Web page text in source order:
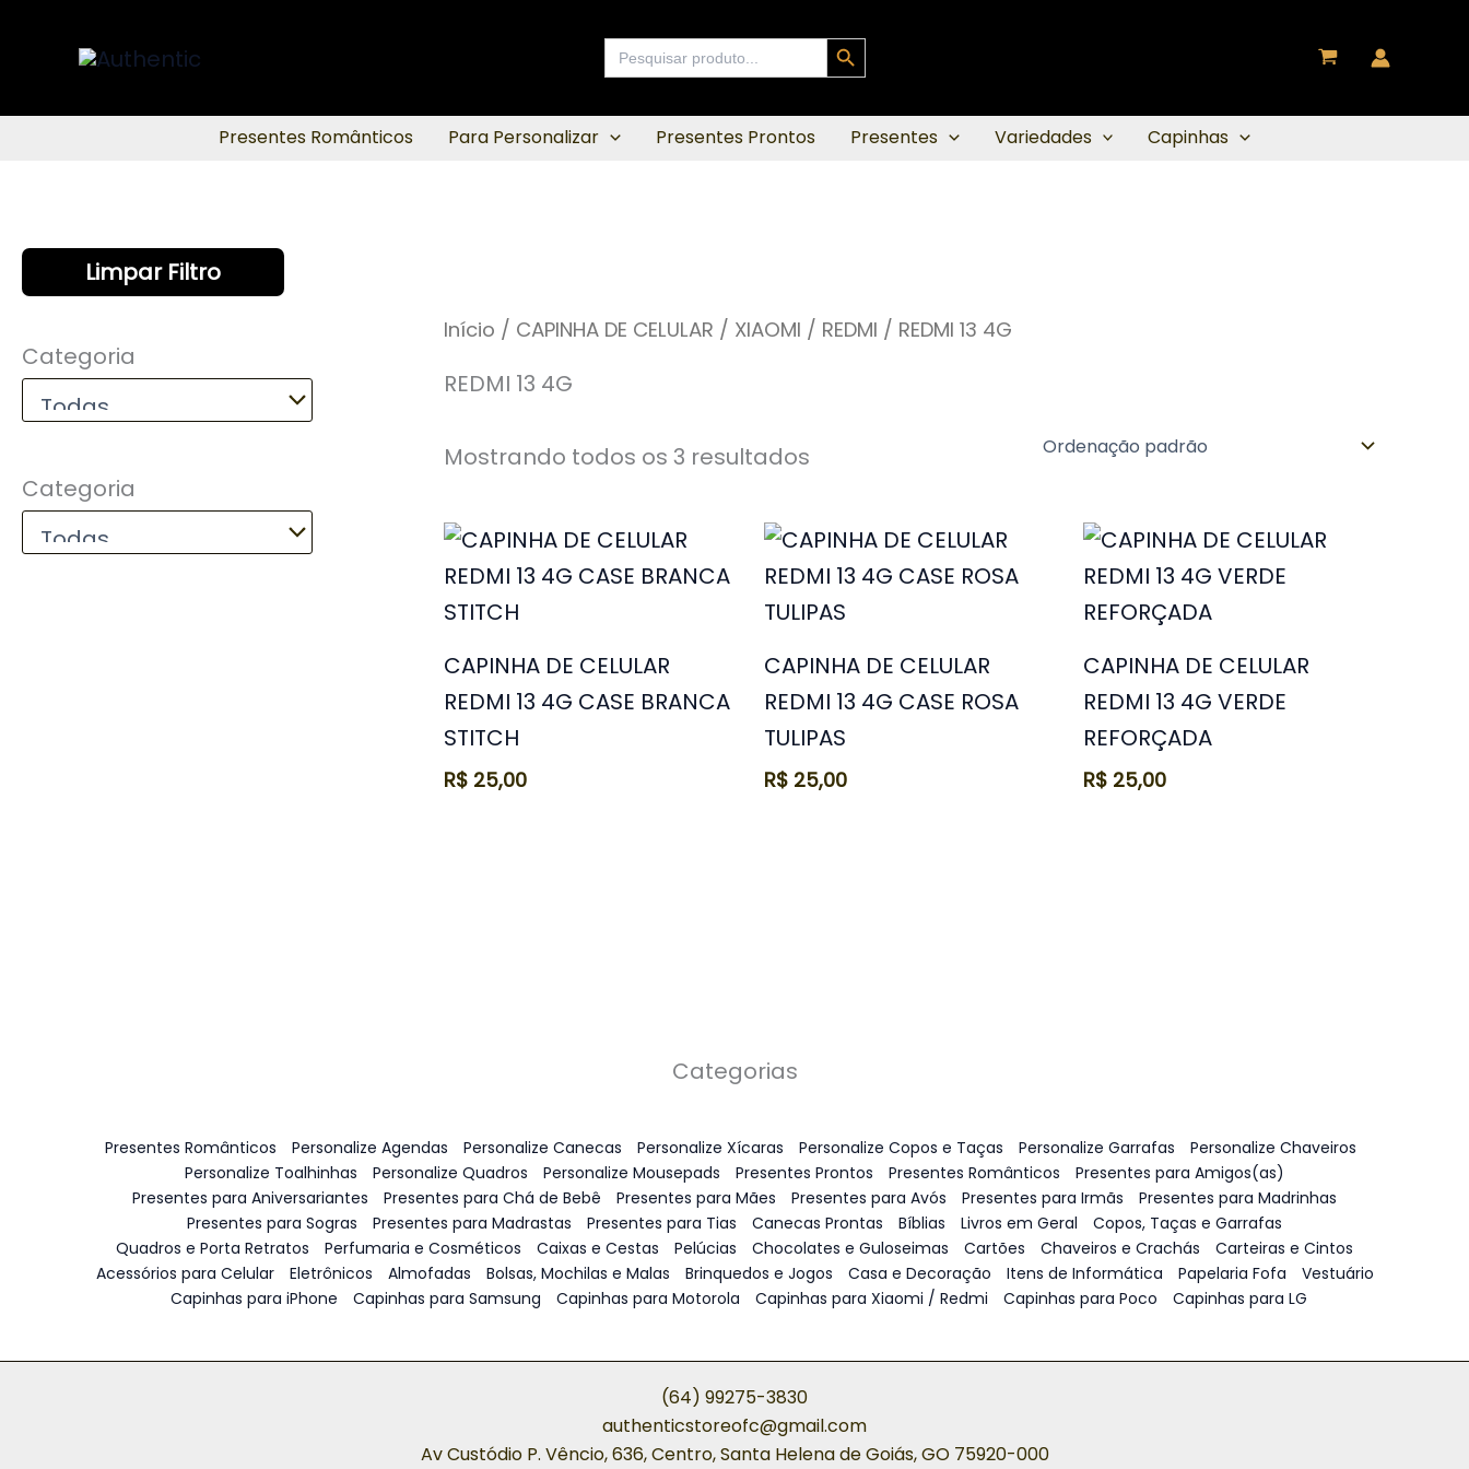
conteúdo
Search
for:
Search Button
Presentes Românticos Para Personalizar Presentes Prontos Presentes Variedades Capinhas
Limpar Filtro
Categoria
Categoria
Início / CAPINHA DE CELULAR / XIAOMI / REDMI / REDMI 13 4G
REDMI 13 4G
Mostrando todos os 3 resultados
CAPINHA DE CELULAR
REDMI 13 4G CASE BRANCA
STITCH
R$ 25,00
CAPINHA DE CELULAR
REDMI 13 4G CASE ROSA
TULIPAS
R$25,00
CAPINHA DE CELULAR
REDMI 13 4G VERDE
REFORÇADA
R$ 25,00
Categorias
Presentes Românticos Personalize Agendas Personalize Canecas Personalize Xícaras Personalize Copos e Taças Personalize Garrafas
Personalize Chaveiros
Personalize Toalhinhas
Personalize Quadros Personalize Mousepads Presentes Prontos Presentes Românticos
Presentes para Amigos(as)
Presentes para Aniversariantes
Presentes para Chá de Bebê Presentes para Mães Presentes para Avós Presentes para Irmãs
Presentes para Madrinhas
Presentes para Sogras
Presentes para Madrastas Presentes para Tias Canecas Prontas Bíblias Livros em Geral
Copos, Taças e Garrafas
Quadros e Porta Retratos
Perfumaria e Cosméticos Caixas e Cestas Pelúcias Chocolates e Guloseimas Cartões Chaveiros e Crachás
Carteiras e Cintos
Acessórios para Celular
Eletrônicos Almofadas Bolsas, Mochilas e Malas Brinquedos e Jogos Casa e Decoração Itens de Informática Papelaria Fofa
Vestuário
Capinhas para iPhone
Capinhas para Samsung Capinhas para Motorola Capinhas para Xiaomi / Redmi Capinhas para Poco Capinhas para LG
(64) 99275-3830
authenticstoreofc@gmail.com
Av Custódio P. Vêncio, 636, Centro, Santa Helena de Goiás, GO 75920-000